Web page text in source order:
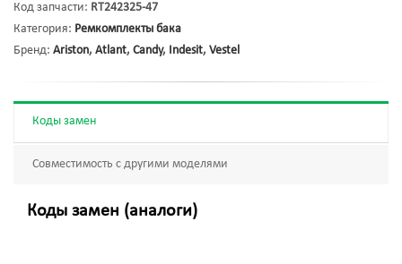
Код запчасти: RT242325-47
Категория: Ремкомплекты бака
Бренд: Ariston, Atlant, Candy, Indesit, Vestel
Коды замен
Совместимость с другими моделями
Коды замен (аналоги)